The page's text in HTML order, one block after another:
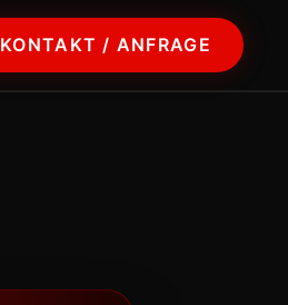
KONTAKT / ANFRAGE